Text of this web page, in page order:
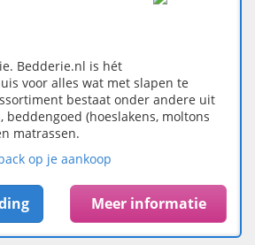
Bedderie.nl is hét
voor alles wat met slapen te
bestaat onder andere uit
beddengoed (hoeslakens, moltons
matrassen.
op je aankoop
Meer informatie